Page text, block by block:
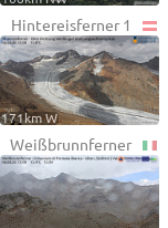
Hintereisferner 1
171km W
Weißbrunnferner